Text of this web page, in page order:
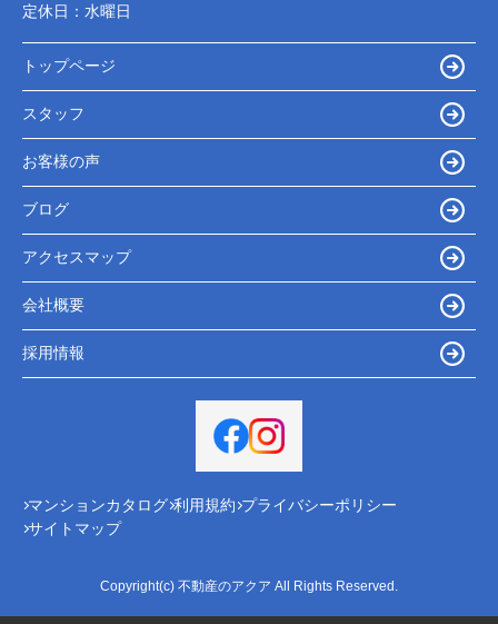
定休日： 水曜日
トップページ
スタッフ
お客様の声
ブログ
アクセスマップ
会社概要
採用情報
マンションカタログ 利用規約 プライバシーポリシー
サイトマップ
Copyright(c) 不動産のアクア All Rights Reserved.